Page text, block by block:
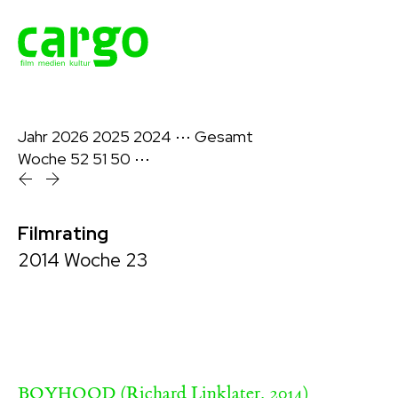
Jahr 2026 2025 2024 ⋯ Gesamt
Woche 52 51 50 ⋯
Filmrating
2014 Woche 23
BOYHOOD (Richard Linklater, 2014)